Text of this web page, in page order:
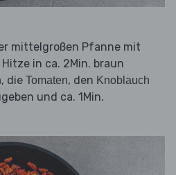
mittelgroßen Pfanne mit
in ca. 2Min. braun
, die Tomaten, den Knoblauch
und ca. 1Min.